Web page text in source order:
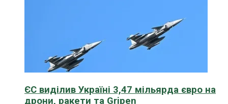
ЄС виділив Україні 3,47 мільярда євро на
дрони, ракети та Gripen